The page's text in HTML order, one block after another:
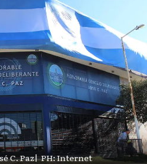
C. Paz| PH: Internet